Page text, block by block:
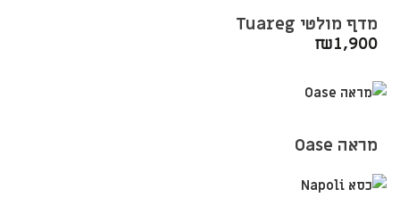
מדף מולטי Tuareg
₪1,900
מראה Oase